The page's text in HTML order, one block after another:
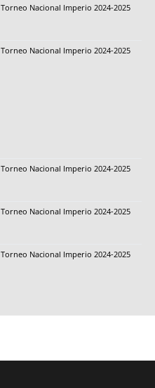
Torneo Nacional Imperio 2024-2025
Torneo Nacional Imperio 2024-2025
Torneo Nacional Imperio 2024-2025
Torneo Nacional Imperio 2024-2025
Torneo Nacional Imperio 2024-2025